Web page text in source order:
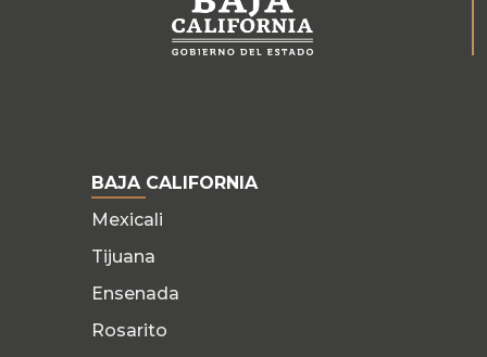
BAJA CALIFORNIA
Mexicali
Tijuana
Ensenada
Rosarito